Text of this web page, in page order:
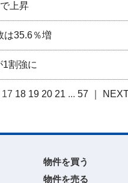
上昇
は35.6％増
1割強に
17 18 19 20 21 ... 57 ｜
物件を買う
物件を売る